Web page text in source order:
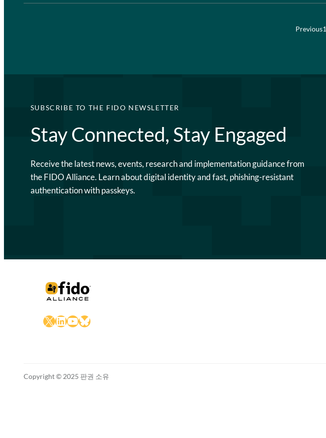
Previous1
SUBSCRIBE TO THE FIDO NEWSLETTER
Stay Connected, Stay Engaged
Receive the latest news, events, research and implementation guidance from
the FIDO Alliance. Learn about digital identity and fast, phishing-resistant
authentication with passkeys.
X LinkedIn
YouTube
Bluesky
Copyright © 2025 판권 소유